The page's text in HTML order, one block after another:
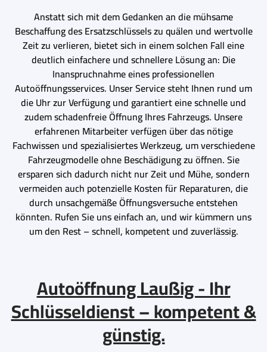
Anstatt sich mit dem Gedanken an die mühsame
Beschaffung des Ersatzschlüssels zu quälen und wertvolle
Zeit zu verlieren, bietet sich in einem solchen Fall eine
deutlich einfachere und schnellere Lösung an: Die
Inanspruchnahme eines professionellen
Autoöffnungsservices. Unser Service steht Ihnen rund um
die Uhr zur Verfügung und garantiert eine schnelle und
zudem schadenfreie Öffnung Ihres Fahrzeugs. Unsere
erfahrenen Mitarbeiter verfügen über das nötige
Fachwissen und spezialisiertes Werkzeug, um verschiedene
Fahrzeugmodelle ohne Beschädigung zu öffnen. Sie
ersparen sich dadurch nicht nur Zeit und Mühe, sondern
vermeiden auch potenzielle Kosten für Reparaturen, die
durch unsachgemäße Öffnungsversuche entstehen
könnten. Rufen Sie uns einfach an, und wir kümmern uns
um den Rest – schnell, kompetent und zuverlässig.
Autoöffnung Laußig - Ihr
Schlüsseldienst – kompetent &
günstig.